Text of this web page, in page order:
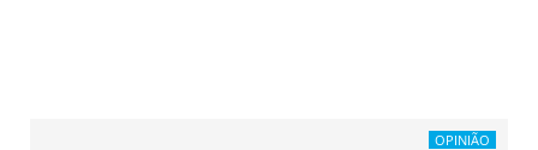
OPINIÃO